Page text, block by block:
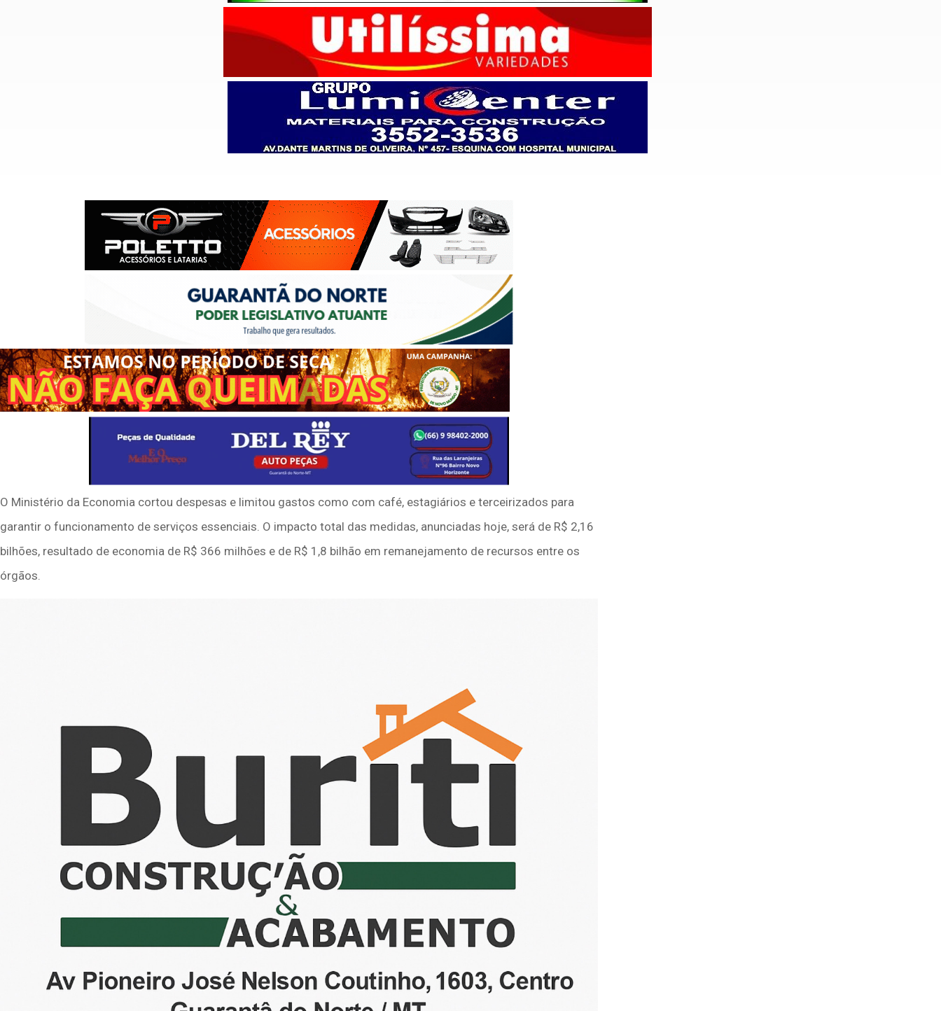
O Ministério da Economia cortou despesas e limitou gastos como com café, estagiários e terceirizados para
garantir o funcionamento de serviços essenciais. O impacto total das medidas, anunciadas hoje, será de R$ 2,16
bilhões, resultado de economia de R$ 366 milhões e de R$ 1,8 bilhão em remanejamento de recursos entre os
órgãos.